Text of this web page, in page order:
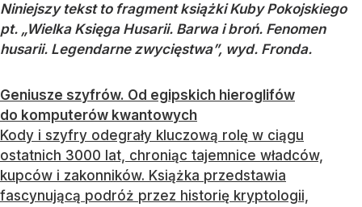
Niniejszy tekst to fragment książki Kuby Pokojskiego
pt. „Wielka Księga Husarii. Barwa i broń. Fenomen
husarii. Legendarne zwycięstwa”, wyd. Fronda.
Geniusze szyfrów. Od egipskich hieroglifów
do komputerów kwantowych
Kody i szyfry odegrały kluczową rolę w ciągu
ostatnich 3000 lat, chroniąc tajemnice władców,
kupców i zakonników. Książka przedstawia
fascynującą podróż przez historię kryptologii,